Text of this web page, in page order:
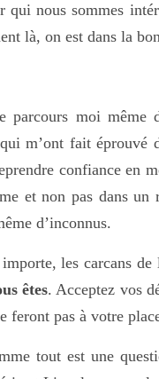
qui nous sommes
là, on est dans la
parcours moi même
m’ont fait
confiance en
et non pas dans un
d’inconnus.
les carcans
êtes. Acceptez vos
feront pas à votre
tout est une